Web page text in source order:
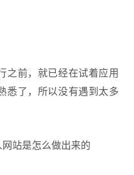
之前，就已经在试着应用
悉了，所以没有遇到太多